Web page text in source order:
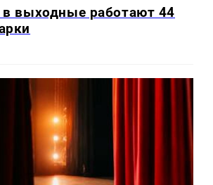
выходные работают 44